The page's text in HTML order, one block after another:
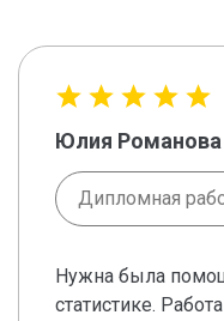
Юлия Романова
Дипломная
Нужна была
статистике.